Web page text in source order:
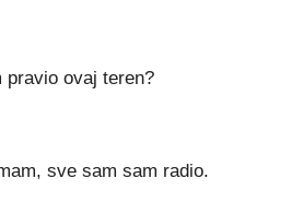
ovaj teren?
sve sam sam radio.